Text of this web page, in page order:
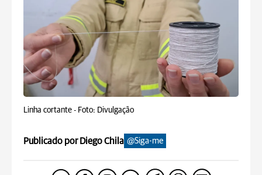
Linha cortante - Foto: Divulgação
Publicado por Diego Chila @Siga-me